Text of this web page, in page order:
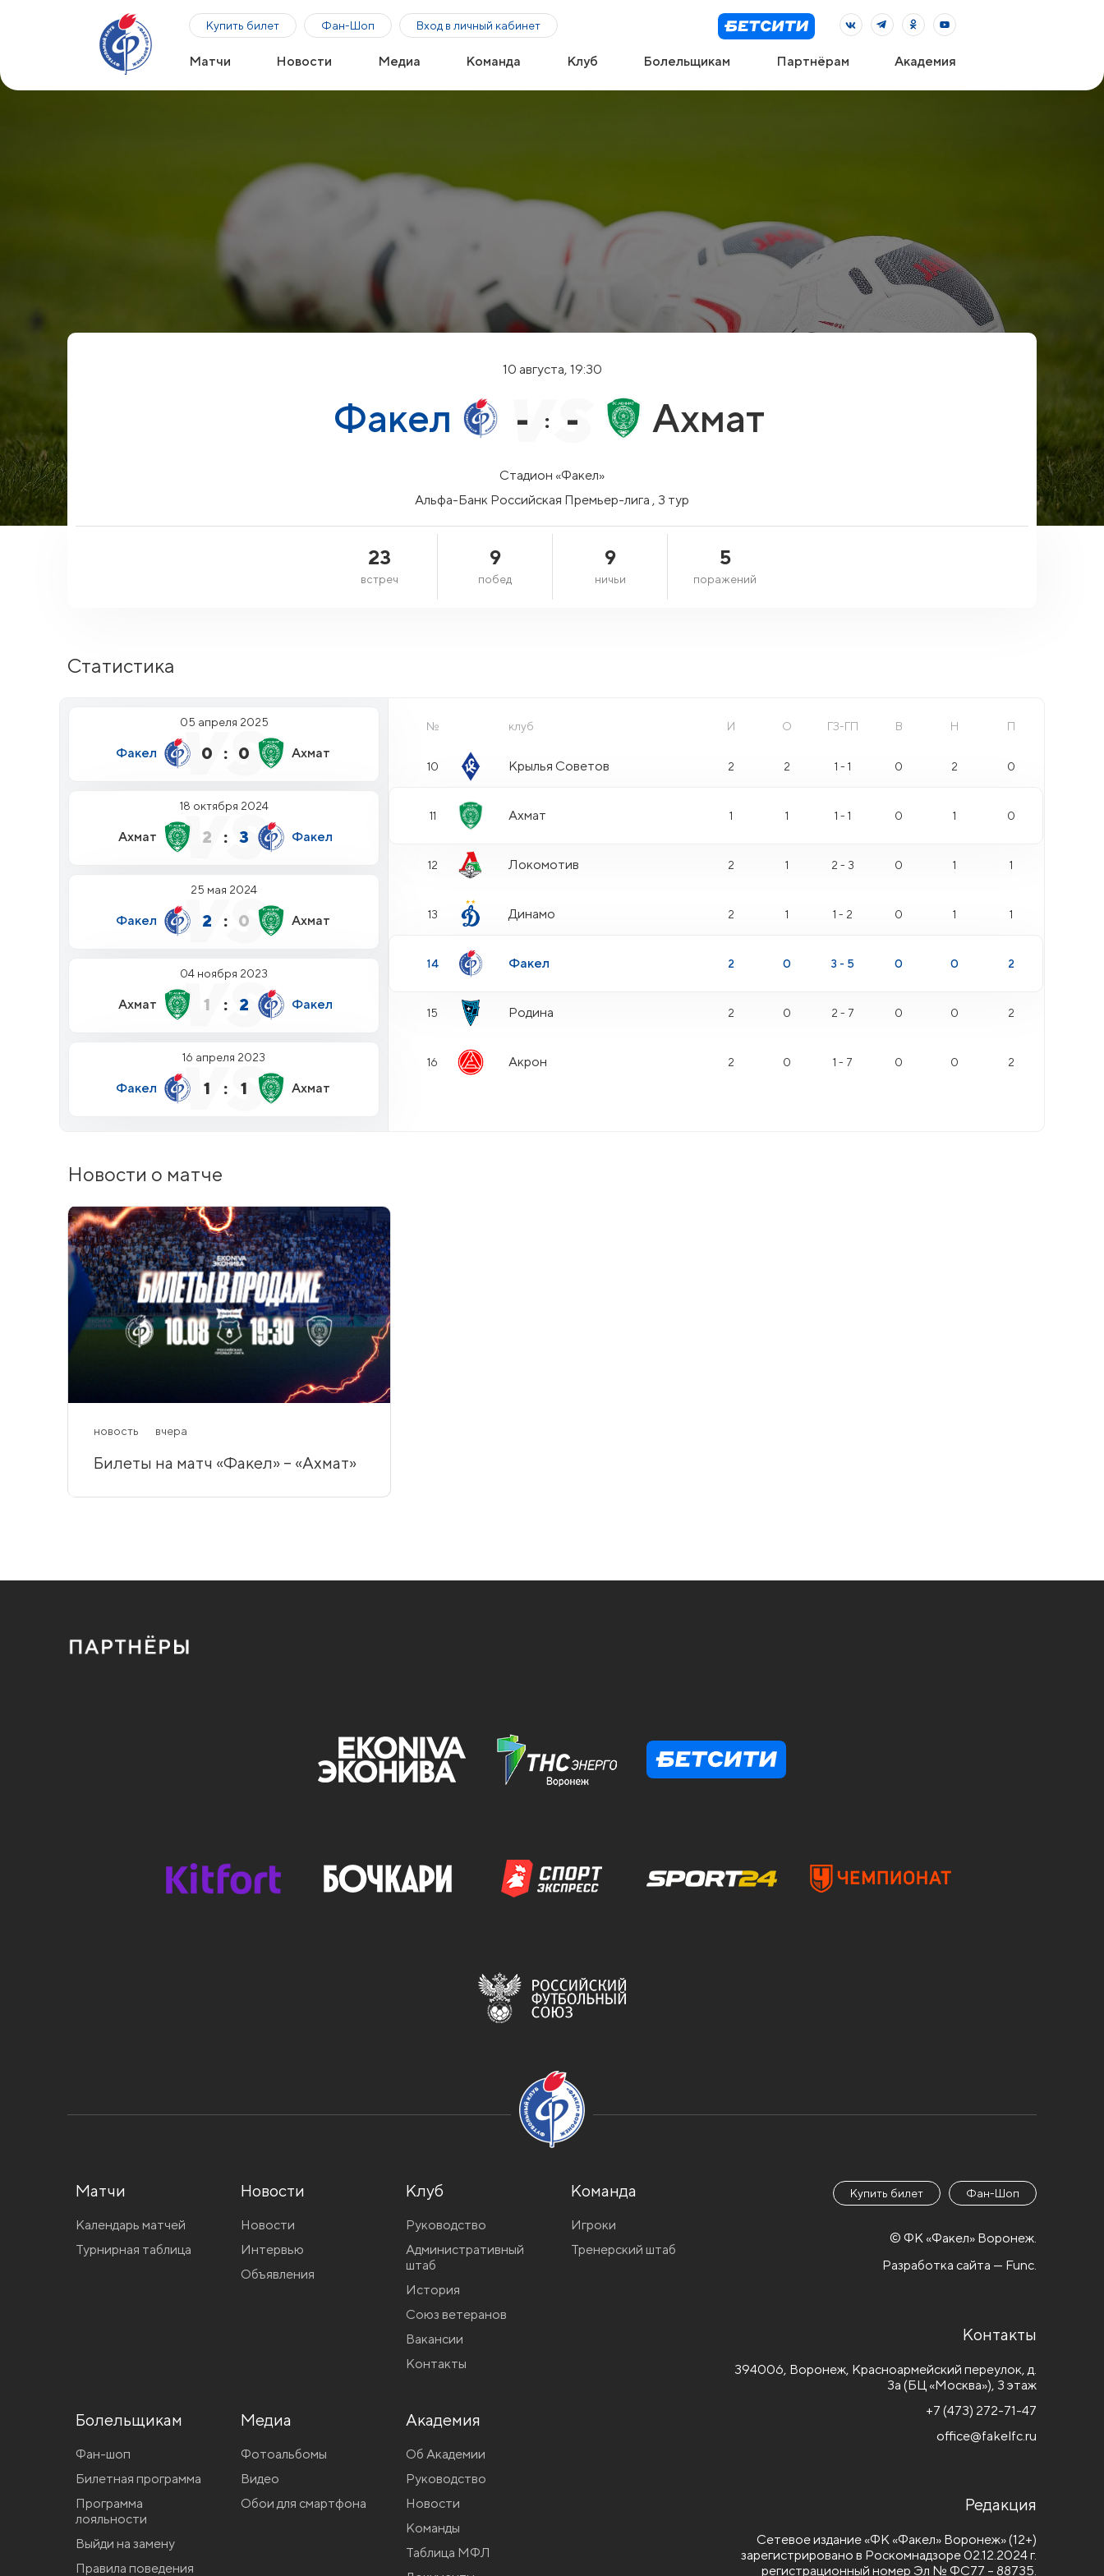
Купить билет Фан-Шоп Вход в личный кабинет
Матчи Новости Медиа Команда Клуб Болельщикам Партнёрам Академия
10 августа, 19:30
Факел - : - Ахмат
Стадион «Факел»
Альфа-Банк Российская Премьер-лига , 3 тур
23
встреч
9
побед
9
ничьи
5
поражений
Статистика
05 апреля 2025
Факел 0 : 0 Ахмат
18 октября 2024
Ахмат 2 : 3 Факел
25 мая 2024
Факел 2 : 0 Ахмат
04 ноября 2023
Ахмат 1 : 2 Факел
16 апреля 2023
Факел 1 : 1 Ахмат
№ клуб И О ГЗ-ГП В Н П
10 Крылья Советов 2 2 1 - 1 0 2 0
11 Ахмат 1 1 1 - 1 0 1 0
12 Локомотив 2 1 2 - 3 0 1 1
13 Динамо 2 1 1 - 2 0 1 1
14 Факел 2 0 3 - 5 0 0 2
15 Родина 2 0 2 - 7 0 0 2
16 Акрон 2 0 1 - 7 0 0 2
Новости о матче
новость вчера
Билеты на матч «Факел» – «Ахмат»
Матчи
Календарь матчей
Турнирная таблица
Новости
Новости
Интервью
Объявления
Клуб
Руководство
Административный
штаб
История
Союз ветеранов
Вакансии
Контакты
Команда
Игроки
Тренерский штаб
Болельщикам
Фан-шоп
Билетная программа
Программа
лояльности
Выйди на замену
Правила поведения
Медиа
Фотоальбомы
Видео
Обои для смартфона
Академия
Об Академии
Руководство
Новости
Команды
Таблица МФЛ
Купить билет Фан-Шоп
© ФК «Факел» Воронеж.
Разработка сайта — Func.
Контакты
394006, Воронеж, Красноармейский переулок, д.
3а (БЦ «Москва»), 3 этаж
+7 (473) 272-71-47
office@fakelfc.ru
Редакция
Сетевое издание «ФК «Факел» Воронеж» (12+)
зарегистрировано в Роскомнадзоре 02.12.2024 г.
регистрационный номер Эл № ФС77 – 88735.